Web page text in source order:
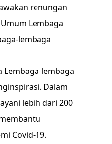
renungan
Lembaga
lembaga
lembaga
Dalam
lebih dari 200
Covid-19.